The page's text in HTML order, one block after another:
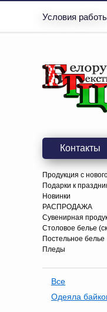
Условия
Контакты
Продукция с
Подарки к
Новинки
РАСПРОДАЖА
Сувенирная
Столовое белье
Постельное белье
Пледы
Все
Одеяла